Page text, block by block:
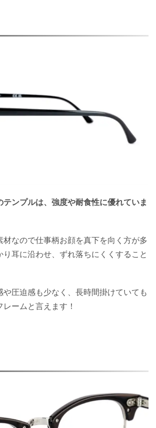
テンプルは、強度や耐食性に優れていま
材なので仕事柄お顔を真下を向く方が多
り耳に沿わせ、ずれ落ちにくくすること
や圧迫感も少なく、長時間掛けていても
ームと言えます！